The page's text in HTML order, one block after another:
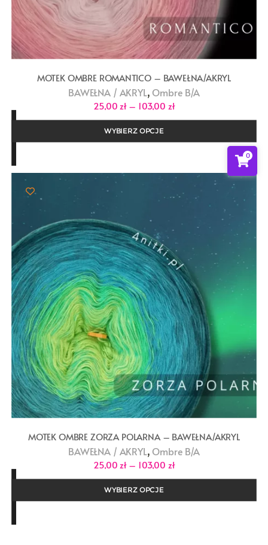
MOTEK OMBRE ROMANTICO – BAWEŁNA/AKRYL
BAWEŁNA / AKRYL, Ombre B/A
25,00 zł – 103,00 złZakres
cen:
od
do
WYBIERZ OPCJE
MOTEK OMBRE ZORZA POLARNA – BAWEŁNA/AKRYL
BAWEŁNA / AKRYL, Ombre B/A
25,00 zł – 103,00 złZakres
od
do
WYBIERZ OPCJE
0